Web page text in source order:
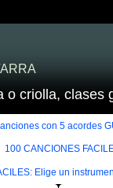
criolla, clases
con 5 acordes
100 CANCIONES
Elige un